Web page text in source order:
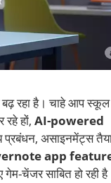
रहा है। चाहे आप
रहे हों, AI-powered
असाइनमेंट्स
app
चेंजर साबित हो रही